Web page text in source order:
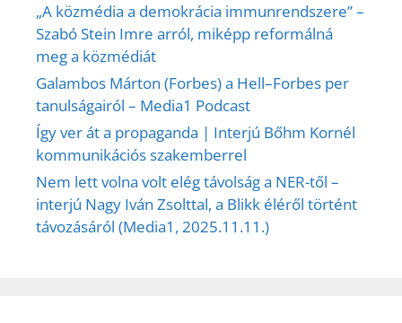
„A közmédia a demokrácia immunrendszere” –
Szabó Stein Imre arról, miképp reformálná
meg a közmédiát
Galambos Márton (Forbes) a Hell–Forbes per
tanulságairól – Media1 Podcast
Így ver át a propaganda | Interjú Bőhm Kornél
kommunikációs szakemberrel
Nem lett volna volt elég távolság a NER-től –
interjú Nagy Iván Zsolttal, a Blikk éléről történt
távozásáról (Media1, 2025.11.11.)